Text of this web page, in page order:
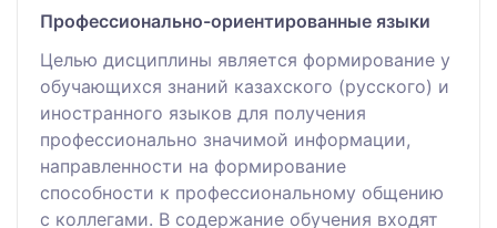
Профессионально-ориентированные языки
Целью дисциплины является формирование у
обучающихся знаний казахского (русского) и
иностранного языков для получения
профессионально значимой информации,
направленности на формирование
способности к профессиональному общению
с коллегами. В содержание обучения входят